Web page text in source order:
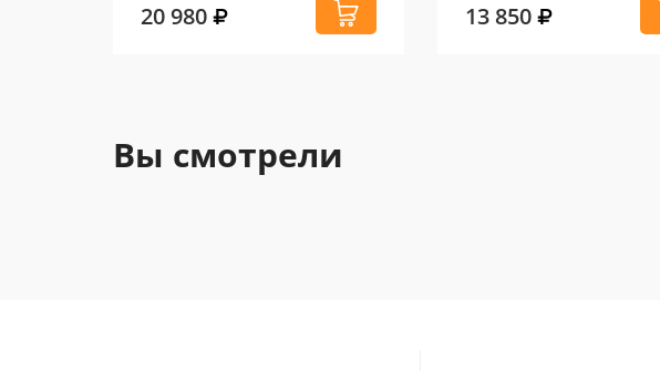
20 980 13 850
Вы смотрели